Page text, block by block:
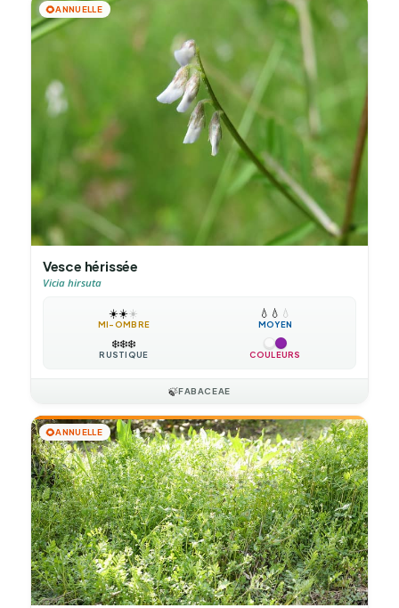
🌻ANNUELLE
Vesce hérissée
Vicia hirsuta
☀️☀️☀️
MI-OMBRE
💧 💧 💧
MOYEN
❄️❄️❄️
RUSTIQUE COULEURS
🍃FABACEAE
🌻ANNUELLE